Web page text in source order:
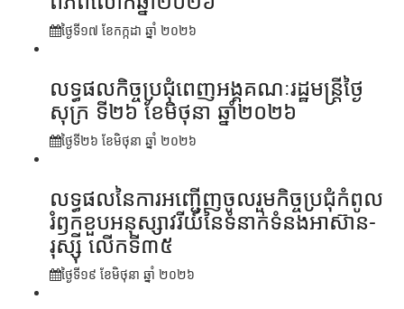
ថ្ងៃទី១៧ ខែ​កក្កដា ឆ្នាំ ២០២៦
លទ្ធផលកិច្ចប្រជុំពេញអង្គគណៈរដ្ឋមន្រ្តីថ្ងៃ
សុក្រ ទី២៦ ខែមិថុនា ឆ្នាំ២០២៦
ថ្ងៃទី២៦ ខែ​មិថុនា ឆ្នាំ ២០២៦
លទ្ធផលនៃការអញ្ជើញចូលរួមកិច្ចប្រជុំកំពូល
រំឭកខួបអនុស្សាវរីយ៍នៃទំនាក់ទំនងអាស៊ាន-
រុស្ស៊ី លើកទី៣៥
ថ្ងៃទី១៩ ខែ​មិថុនា ឆ្នាំ ២០២៦